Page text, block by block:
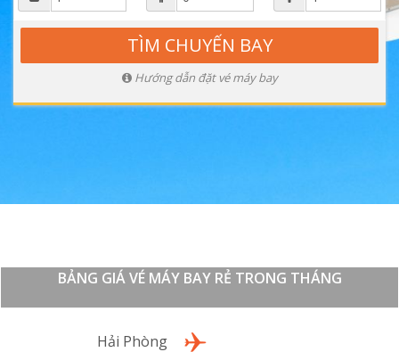
Hướng dẫn đặt vé máy bay
BẢNG GIÁ VÉ MÁY BAY RẺ TRONG THÁNG
Hải Phòng